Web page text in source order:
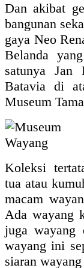
Dan akibat
bangunan
gaya Neo
Belanda
satunya Jan
Batavia di
Museum
Koleksi
tua atau
macam
Ada wayang
juga
wayang ini
siaran